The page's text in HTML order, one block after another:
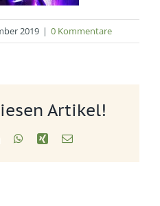
2019 | 0 Kommentare
Artikel!
LinkedInWhatsApp
Xing E-